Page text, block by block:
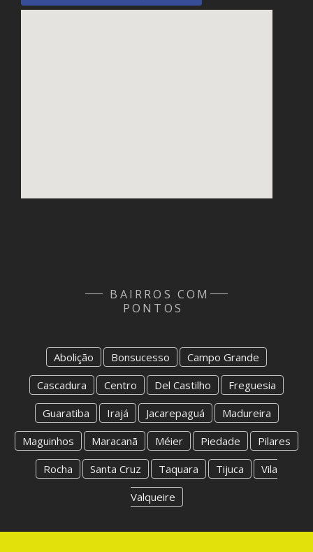
BAIRROS COM
PONTOS
Abolição Bonsucesso
Campo Grande
Cascadura
Centro Del Castilho
Freguesia
Guaratiba
Irajá Jacarepaguá
Madureira
Maguinhos
Maracanã Méier Piedade
Pilares
Rocha
Santa Cruz Taquara Tijuca
Vila
Valqueire